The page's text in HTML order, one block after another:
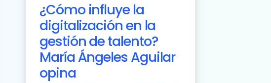
¿Cómo influye la
digitalización en la
gestión de talento?
María Ángeles Aguilar
opina